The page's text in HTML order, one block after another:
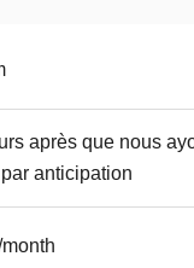
après que nous
anticipation